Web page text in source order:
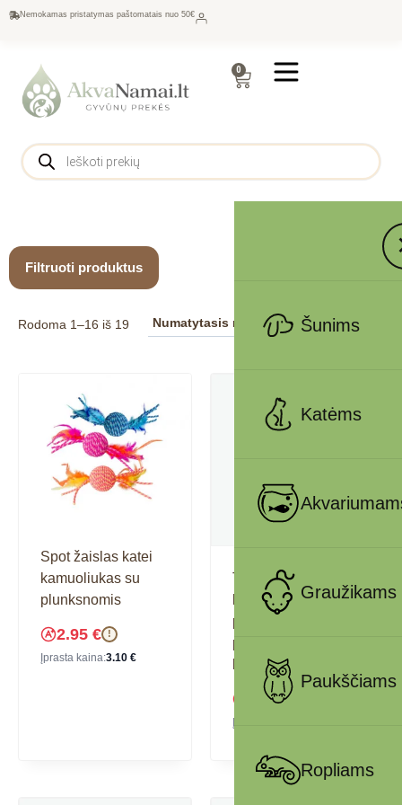
Nemokamas pristatymas paštomatais nuo 50€
0
Šunims
Katėms
Graužikams
Paukščiams
Ropliams
Filtruoti produktus
Rodoma 1–16 iš 19
Spot žaislas katei
kamuoliukas su
plunksnomis
2.95 € !
Įprasta kaina:3.10 €
Trixie Meškerė su
kamuoliuku-
plunksnomis,
plastm.-pliušas, su
kačių mėta, 54 cm
2.84€